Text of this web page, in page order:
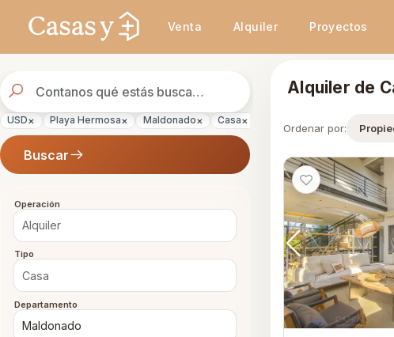
Venta Alquiler Proyectos
de
propiedades
USD× Playa Hermosa× Maldonado× Casa×
Buscar
Operación
Tipo
Departamento
Alquiler de
Ordenar por: